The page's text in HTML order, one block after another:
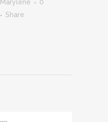
Marylène
0
Share